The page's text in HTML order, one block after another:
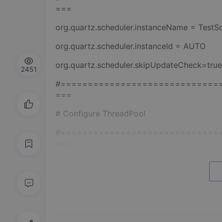
===
org.quartz.scheduler.instanceName =
org.quartz.scheduler.instanceId = AUTO
org.quartz.scheduler.skipUpdateCheck=true
===
# Configure ThreadPool
org.quartz.threadPool.class =
2451